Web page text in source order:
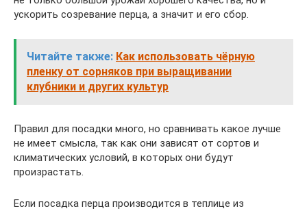
ускорить созревание перца, а значит и его сбор.
Читайте также: Как использовать чёрную
пленку от сорняков при выращивании
клубники и других культур
Правил для посадки много, но сравнивать какое лучше
не имеет смысла, так как они зависят от сортов и
климатических условий, в которых они будут
произрастать.
Если посадка перца производится в теплице из